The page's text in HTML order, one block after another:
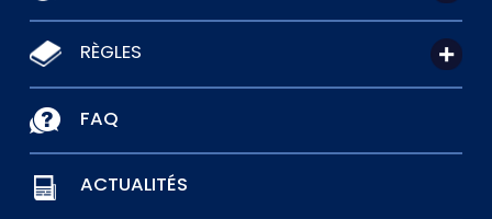
RÈGLES
FAQ
ACTUALITÉS